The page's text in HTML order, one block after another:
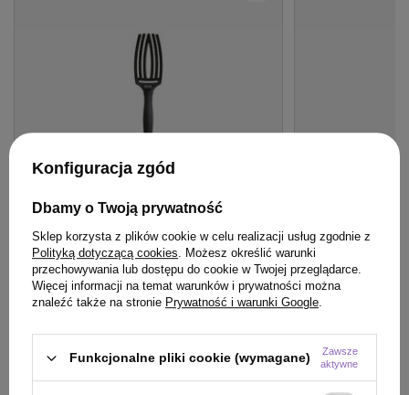
Szczotka Olivia Garden FingerBrush
Medium Full Black do rozczesywania
włosów średnia
wprowadzeniem obniżki:45,90 zł +7%
Krem
VOL 6,6 % 90 ml
24,90 zł
(27,67 zł / 100ml)
Konfiguracja zgód
Dbamy o Twoją prywatność
Sklep korzysta z plików cookie w celu realizacji usług zgodnie z
Polityką dotyczącą cookies. Możesz określić warunki
przechowywania lub dostępu do cookie w Twojej przeglądarce.
Więcej informacji na temat warunków i prywatności można
znaleźć także na stronie Prywatność i warunki Google.
Funkcjonalne pliki cookie (wymagane)
Zawsze
aktywne